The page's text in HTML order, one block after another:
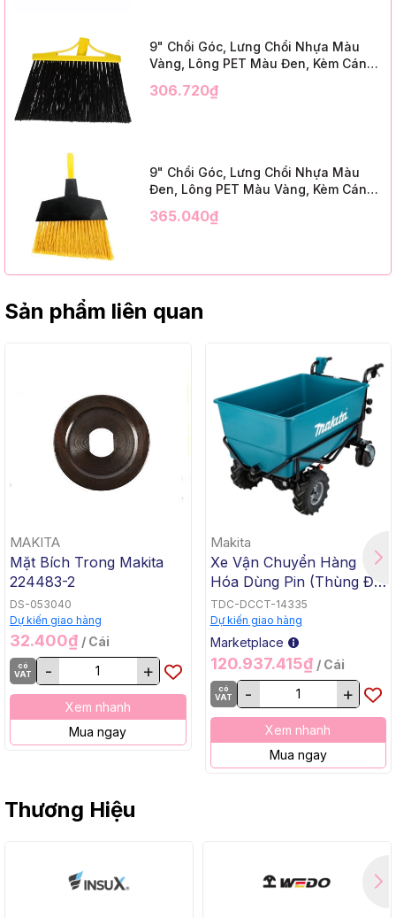
9" Chổi Góc, Lưng Chổi Nhựa Màu
Vàng, Lông PET Màu Đen, Kèm Cán
12 Bộ/Thùng (9" Angle Broom, Yellow
306.720₫
9" Chổi Góc, Lưng Chổi Nhựa Màu
Đen, Lông PET Màu Vàng, Kèm Cán
12 Bộ/Thùng (9" Angle Broom, Black
365.040₫
Sản phẩm liên quan
MAKITA
Mặt Bích Trong Makita
224483-2
DS-053040
Dự kiến giao hàng
32.400₫ / Cái
có
VAT
- +
Xem nhanh
Mua ngay
Makita
Xe Vận Chuyển Hàng
Hóa Dùng Pin (Thùng Đế
Bằng, BL, 18Vx2) Makita
DCU605Z
TDC-DCCT-14335
Dự kiến giao hàng
Marketplace
120.937.415₫ / Cái
có
VAT
- +
Xem nhanh
Mua ngay
Thương Hiệu